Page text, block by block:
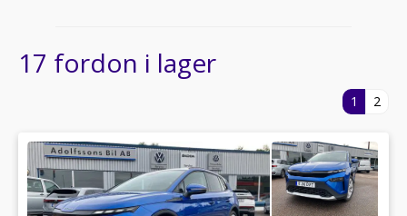
17 fordon i lager
1 2